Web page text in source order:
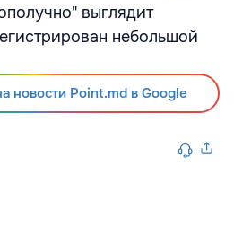
выглядит
небольшой
новости Point.md в Google